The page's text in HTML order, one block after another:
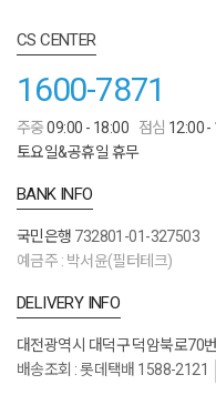
CS CENTER
1600-7871
주중09:00 - 18:00 점심 12:00 -
토요일&공휴일 휴무
BANK INFO
국민은행 732801-01-327503
예금주 : 박서윤(필터테크)
DELIVERY INFO
대전광역시 대덕구 덕암북로70
배송조회 : 롯데택배 1588-2121